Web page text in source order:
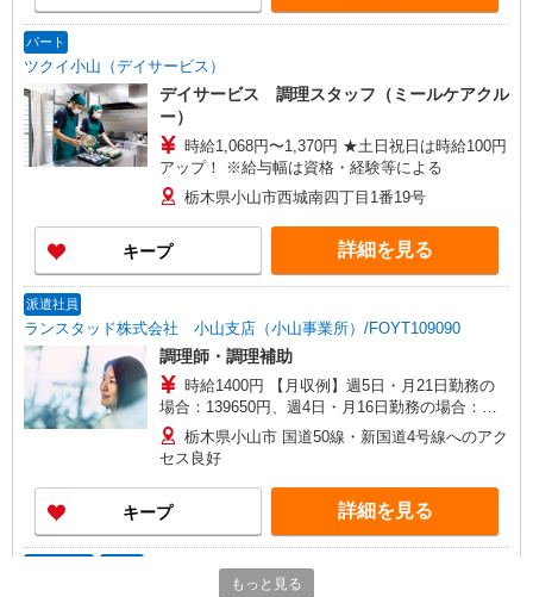
パート
ツクイ小山（デイサービス）
デイサービス 調理スタッフ（ミールケアクル
ー）
時給1,068円〜1,370円 ★土日祝日は時給100円
アップ！ ※給与幅は資格・経験等による
栃木県小山市西城南四丁目1番19号
キープ 詳細を見る
派遣社員
ランスタッド株式会社 小山支店（小山事業所）/FOYT109090
調理師・調理補助
時給1400円 【月収例】週5日・月21日勤務の
場合：139650円、週4日・月16日勤務の場合：
106400円、週3日・月12日勤務の場合：79800円
※交通費実費支給／当社規定あり。
栃木県小山市 国道50線・新国道4号線へのアク
セス良好
キープ 詳細を見る
ケンタッキーフライドチキン 小山南店
もっと見る